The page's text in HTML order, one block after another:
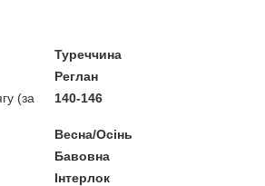
Туреччина
Реглан
(за
140-146
Весна/Осінь
Бавовна
Інтерлок